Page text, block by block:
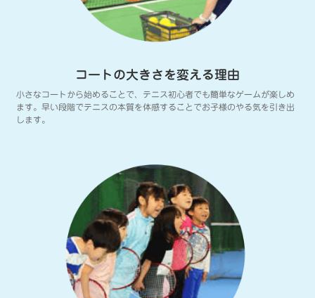
コートの大きさを変える理由
小さなコートから始めることで、テニス初心者でも簡単なゲームが楽しめ
ます。早い段階でテニスの本質を体感することでお子様のやる気を引き出
します。